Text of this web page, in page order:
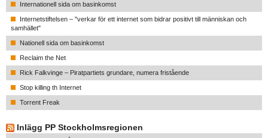
Internationell sida om basinkomst
Internetstiftelsen – "verkar för ett internet som bidrar positivt till människan och
samhället"
Nationell sida om basinkomst
Reclaim the Net
Rick Falkvinge – Piratpartiets grundare, numera fristående
Stop killing th Internet
Torrent Freak
Inlägg PP Stockholmsregionen